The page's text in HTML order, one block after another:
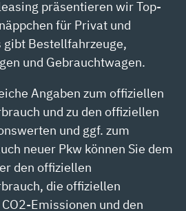
präsentieren wir Top-
für Privat und
gibt Bestellfahrzeuge,
und Gebrauchtwagen.
Angaben zum offiziellen
und zu den offiziellen
und ggf. zum
neuer Pkw können Sie dem
den offiziellen
die offiziellen
Emissionen und den